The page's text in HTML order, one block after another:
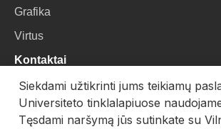
Grafika
Virtus
Kontaktai
VU Biblioteka
Universiteto g. 3, LT-01122, Vilnius
Siekdami užtikrinti jums teikiamų
Universiteto tinklalapiuose
Tęsdami naršymą jūs sutinkate su